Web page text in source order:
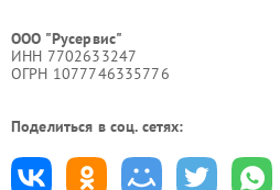
ООО "Русервис"
ИНН 7702633247
ОГРН 1077746335776
Поделиться в соц. сетях: